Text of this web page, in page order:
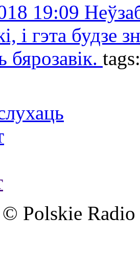
19:09
і гэта будзе
бярозавік.
Polskie